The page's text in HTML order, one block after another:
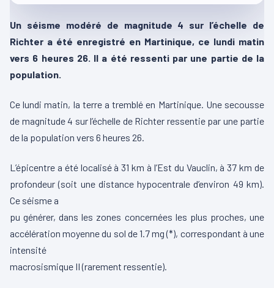
Un séisme modéré de magnitude 4 sur l’échelle de
Richter a été enregistré en Martinique, ce lundi matin
vers 6 heures 26. Il a été ressenti par une partie de la
population.
Ce lundi matin, la terre a tremblé en Martinique. Une secousse
de magnitude 4 sur l’échelle de Richter ressentie par une partie
de la population vers 6 heures 26.
L’épicentre a été localisé à 31 km à l’Est du Vauclin, à 37 km de
profondeur (soit une distance hypocentrale d’environ 49 km).
Ce séisme a
pu générer, dans les zones concernées les plus proches, une
accélération moyenne du sol de 1.7 mg (*), correspondant à une
intensité
macrosismique II (rarement ressentie).